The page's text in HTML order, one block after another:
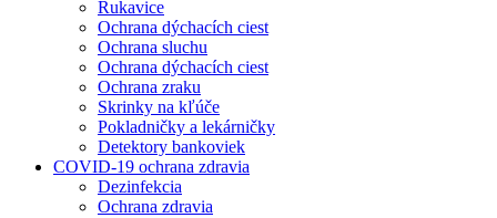
Rukavice
Ochrana dýchacích ciest
Ochrana sluchu
Ochrana dýchacích ciest
Ochrana zraku
Skrinky na kľúče
Pokladničky a lekárničky
Detektory bankoviek
COVID-19 ochrana zdravia
Dezinfekcia
Ochrana zdravia